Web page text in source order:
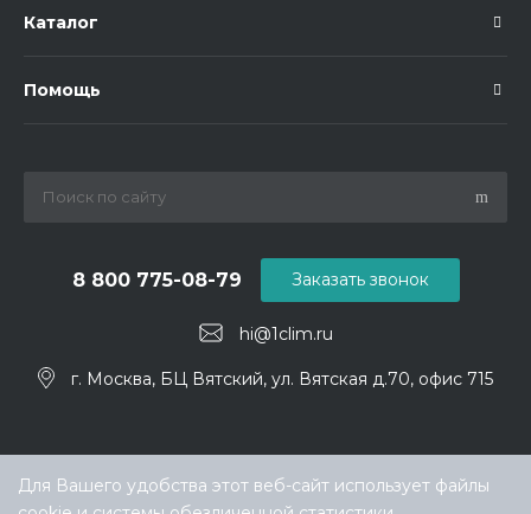
Каталог
Помощь
hi@1clim.ru
8 800 775-08-79
г. Москва, БЦ Вятский, ул. Вятская д.70, офис 715
Заказать звонок
Для Вашего удобства этот веб-сайт использует файлы